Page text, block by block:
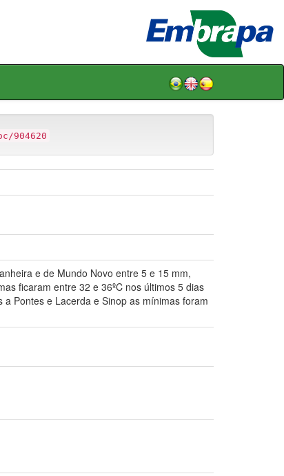
904620
e de Mundo Novo entre 5 e 15 mm,
ficaram entre 32 e 36ºC nos últimos 5 dias
Pontes e Lacerda e Sinop as mínimas foram